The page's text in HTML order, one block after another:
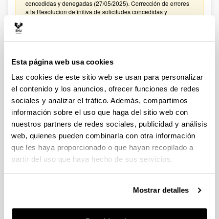
Esta página web usa cookies
Las cookies de este sitio web se usan para personalizar
el contenido y los anuncios, ofrecer funciones de redes
sociales y analizar el tráfico. Además, compartimos
información sobre el uso que haga del sitio web con
nuestros partners de redes sociales, publicidad y análisis
web, quienes pueden combinarla con otra información
que les haya proporcionado o que hayan recopilado a
partir del uso que haya hecho de sus servicios.
Mostrar detalles
concedidas y denegadas (27/05/2025). Corrección de errores
a la Resolucion definitiva de solicitudes concedidas y
CONVOCATORIA PROYECTOS DE COLABORACIÓN
Plazo de presentación cerrado: 15/01/2025 - 05/02/2025
El plazo para presentar solicitudes finaliza el 5 de febrero de
2025 a las 14:00. Hasta el 27 de enero de 2025: Para
manifestar el interés en participar en la convocatoria. Hasta el
31 de enero de 2025: Para la remisión a
convocatoriasestatales.dgi@ehu.es del ANEXO
PRESUPUESTO
CONVOCATORIA PROYECTOS DE COLABORACIÓN
PÚBLICO-PRIVADA 2023
Plazo de presentación cerrado: 30/01/2024 - 20/02/2024
2024 a las 14:00. Hasta el 12 de febrero de 2024: Para